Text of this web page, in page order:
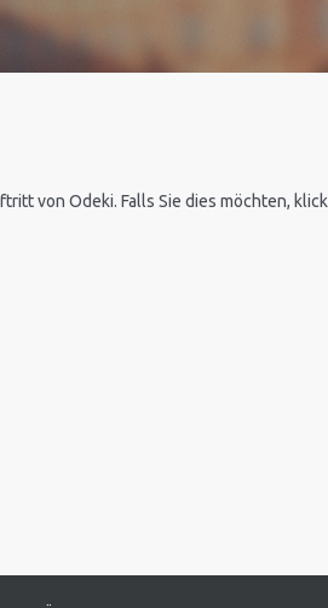
von Odeki. Falls Sie dies möchten,